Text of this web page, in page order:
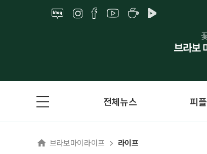
전체뉴스 피플
브라보마이라이프 라이프